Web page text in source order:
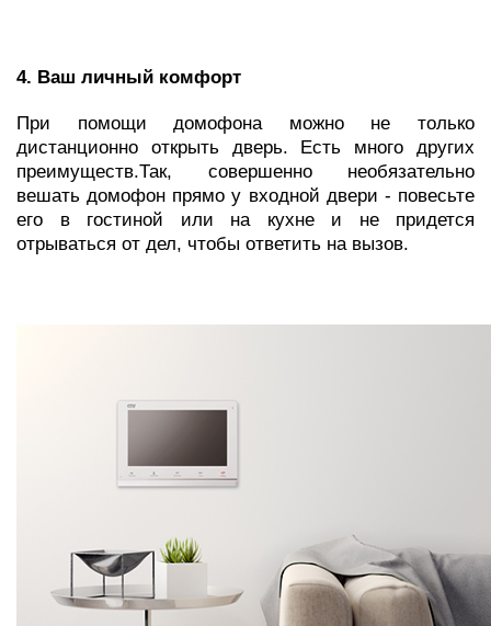
4. Ваш личный комфорт
При помощи домофона можно не только
дистанционно открыть дверь. Есть много других
преимуществ.Так, совершенно необязательно
вешать домофон прямо у входной двери - повесьте
его в гостиной или на кухне и не придется
отрываться от дел, чтобы ответить на вызов.